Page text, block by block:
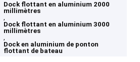
Dock flottant en aluminium 2000
millimètres
,
Dock flottant en aluminium 3000
millimètres
,
Dock en aluminium de ponton
flottant de bateau